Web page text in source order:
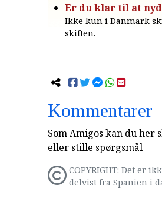
Er du klar til at
Ikke kun i Danmark
skiften.
Kommentarer
Som Amigos kan du
eller stille spørgsmål
COPYRIGHT: Det er
delvist fra Spanien i